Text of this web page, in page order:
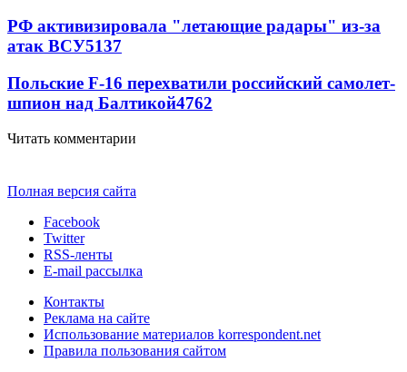
РФ активизировала "летающие радары" из-за
атак ВСУ5137
Польские F-16 перехватили российский самолет-
шпион над Балтикой4762
Читать комментарии
Полная версия сайта
Facebook
Twitter
RSS-ленты
E-mail рассылка
Контакты
Реклама на сайте
Использование материалов korrespondent.net
Правила пользования сайтом